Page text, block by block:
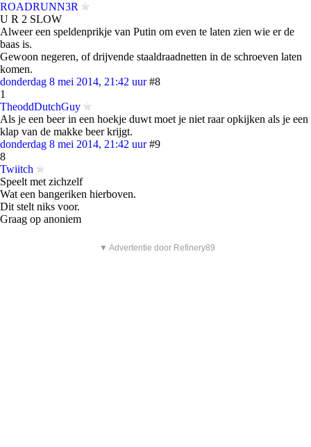
ROADRUNN3R
U R 2 SLOW
Alweer een speldenprikje van Putin om even te laten zien wie er de
baas is.
Gewoon negeren, of drijvende staaldraadnetten in de schroeven laten
komen.
donderdag 8 mei 2014, 21:42 uur #8
1
TheoddDutchGuy
Als je een beer in een hoekje duwt moet je niet raar opkijken als je een
klap van de makke beer krijgt.
donderdag 8 mei 2014, 21:42 uur #9
8
Twiitch
Speelt met zichzelf
Wat een bangeriken hierboven.
Dit stelt niks voor.
Graag op anoniem
▼ Advertentie door Refinery89